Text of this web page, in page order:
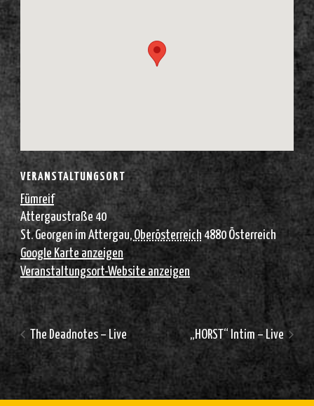
VERANSTALTUNGSORT
Fümreif
Attergaustraße 40
St. Georgen im Attergau, Oberösterreich 4880 Österreich
Google Karte anzeigen
Veranstaltungsort-Website anzeigen
The Deadnotes – Live „HORST“ Intim – Live